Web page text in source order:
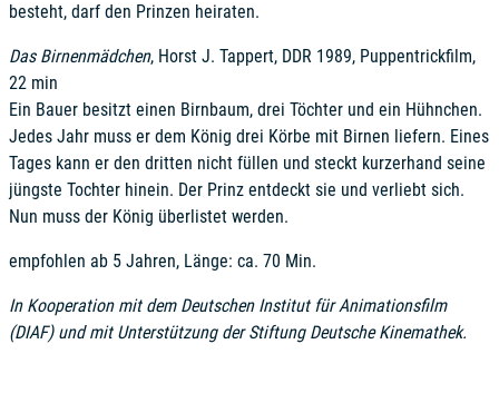
besteht, darf den Prinzen heiraten.
Das Birnenmädchen, Horst J. Tappert, DDR 1989, Puppentrickfilm,
22 min
Ein Bauer besitzt einen Birnbaum, drei Töchter und ein Hühnchen.
Jedes Jahr muss er dem König drei Körbe mit Birnen liefern. Eines
Tages kann er den dritten nicht füllen und steckt kurzerhand seine
jüngste Tochter hinein. Der Prinz entdeckt sie und verliebt sich.
Nun muss der König überlistet werden.
empfohlen ab 5 Jahren, Länge: ca. 70 Min.
In Kooperation mit dem Deutschen Institut für Animationsfilm
(DIAF) und mit Unterstützung der Stiftung Deutsche Kinemathek.